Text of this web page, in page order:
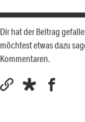
Dir hat der Beitrag
möchtest etwas dazu
Kommentaren.